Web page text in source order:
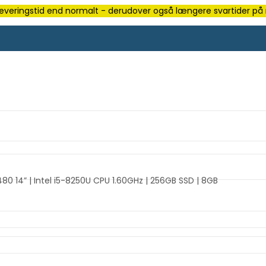
end normalt - derudover også længere svartider på
14” | Intel i5-8250U CPU 1.60GHz | 256GB SSD | 8GB